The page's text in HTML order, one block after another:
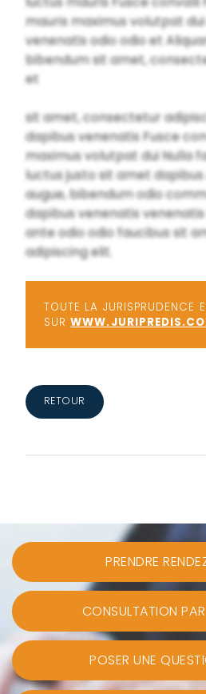
mauris maximus volutpat
venenatis odio odio et
bibendum sit amet,
et
sit amet, consectetur
dapibus venenatis Fusce
maximus volutpat dui Nulla
luctus justo sit amet
augue, bibendum odio
dapibus venenatis
ante odio odio faucibus sit
adipiscing elit.
TOUTE LA JURISPRUDENCE
SUR
RETOUR
PRENDRE
CONSULTATION PAR
POSER UNE